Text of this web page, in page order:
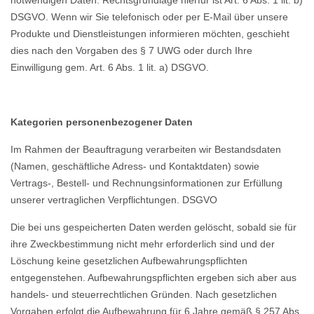
DSGVO. Wenn wir Sie telefonisch oder per E-Mail über unsere
Produkte und Dienstleistungen informieren möchten, geschieht
dies nach den Vorgaben des § 7 UWG oder durch Ihre
Einwilligung gem. Art. 6 Abs. 1 lit. a) DSGVO.
Kategorien personenbezogener Daten
Im Rahmen der Beauftragung verarbeiten wir Bestandsdaten
(Namen, geschäftliche Adress- und Kontaktdaten) sowie
Vertrags-, Bestell- und Rechnungsinformationen zur Erfüllung
unserer vertraglichen Verpflichtungen. DSGVO
Die bei uns gespeicherten Daten werden gelöscht, sobald sie für
ihre Zweck­bestimmung nicht mehr erforderlich sind und der
Löschung keine gesetzlichen Aufbe­wahrungspflichten
entgegenstehen. Aufbewahrungspflichten ergeben sich aber aus
handels- und steuerrechtlichen Gründen. Nach gesetzlichen
Vorgaben erfolgt die Aufbewahrung für 6 Jahre gemäß § 257 Abs.